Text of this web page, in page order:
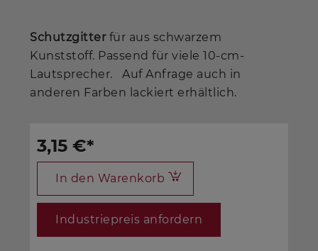
Schutzgitterfür aus schwarzem
Kunststoff. Passend für viele 10-cm-
Lautsprecher. Auf Anfrage auch in
anderen Farben lackiert erhältlich.
3,15 €*
In den Warenkorb
Industriepreis anfordern